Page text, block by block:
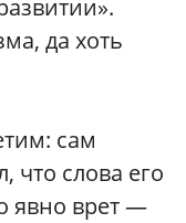
да хоть
сам
что слова его
явно врет —